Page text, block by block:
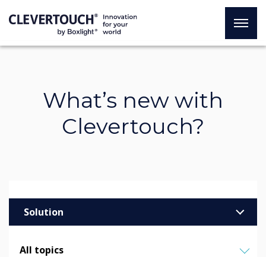
What’s new with
Clevertouch?
Solution
Enterprise
All topics